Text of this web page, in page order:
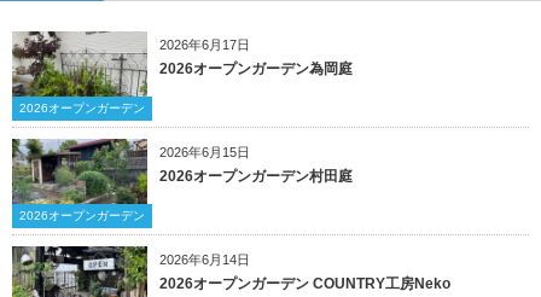
2026年6月17日
2026オープンガーデン
2026オープンガーデン為岡庭
2026年6月15日
2026オープンガーデン
2026オープンガーデン村田庭
2026年6月14日
2026オープンガーデン COUNTRY工房Neko